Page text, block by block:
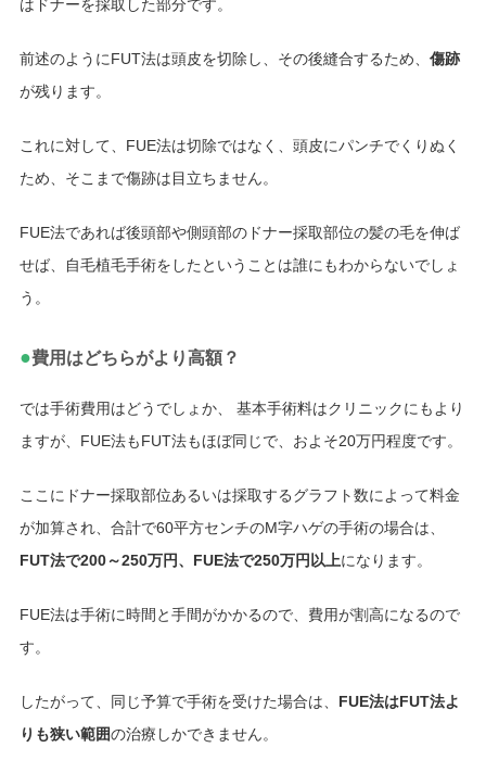
はドナーを採取した部分です。
前述のようにFUT法は頭皮を切除し、その後縫合するため、 傷跡
が残ります。
これに対して、FUE法は切除ではなく、頭皮にパンチでくりぬく
ため、そこまで傷跡は目立ちません。
FUE法であれば後頭部や側頭部のドナー採取部位の髪の毛を伸ば
せば、自毛植毛手術をしたということは誰にもわからないでしょ
う。
●費用はどちらがより高額？
では手術費用はどうでしょか、 基本手術料はクリニックにもより
ますが、FUE法もFUT法もほぼ同じで、およそ20万円程度です。
ここにドナー採取部位あるいは採取するグラフト数によって料金
が加算され、合計で60平方センチのM字ハゲの手術の場合は、
FUT法で200～250万円、FUE法で250万円以上になります。
FUE法は手術に時間と手間がかかるので、費用が割高になるので
す。
したがって、同じ予算で手術を受けた場合は、 FUE法はFUT法よ
りも狭い範囲の治療しかできません。